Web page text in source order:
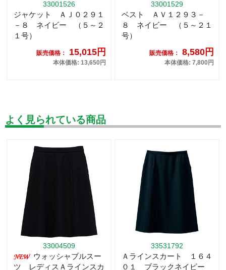
33001526
ジャケット ＡＪ０２９１
－８ ネイビー （５～２
１号）
販売価格： 15,015円
本体価格: 13,650円
33001529
ベスト ＡＶ１２９３－
８ ネイビー （５～２１
号）
販売価格： 8,580円
本体価格: 7,800円
よく見られている商品
33004509
ウォッシャブルスー
ツ レディスＡラインスカ
33531792
Ａラインスカート １６４
０１ ブラックネイビー